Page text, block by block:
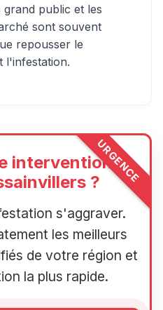
grand public et les
sont souvent
repousser le
l'infestation.
URGENCE
intervention
?
s'aggraver.
les meilleurs
de votre région et
la plus rapide.